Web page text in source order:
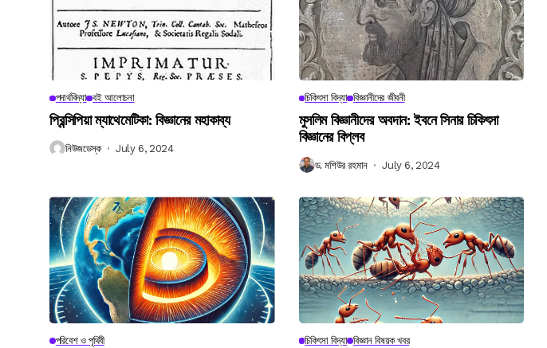
পদার্থবিদ্যা বই আলোচনা
প্রিন্সিপিয়া ম্যাথেমেটিকা: বিজ্ঞানের মহাকাব্য
নিউজডেস্ক July 6, 2024
চিকিৎসা বিদ্যা বিজ্ঞানীদের জীবনী
মুসলিম বিজ্ঞানীদের অবদান: ইবনে সিনার চিকিৎসা
বিজ্ঞানের বিপ্লব
ড. মশিউর রহমান July 6, 2024
পরিবেশ ও পৃথিবী চিকিৎসা বিদ্যা বিজ্ঞান বিষয়ক খবর